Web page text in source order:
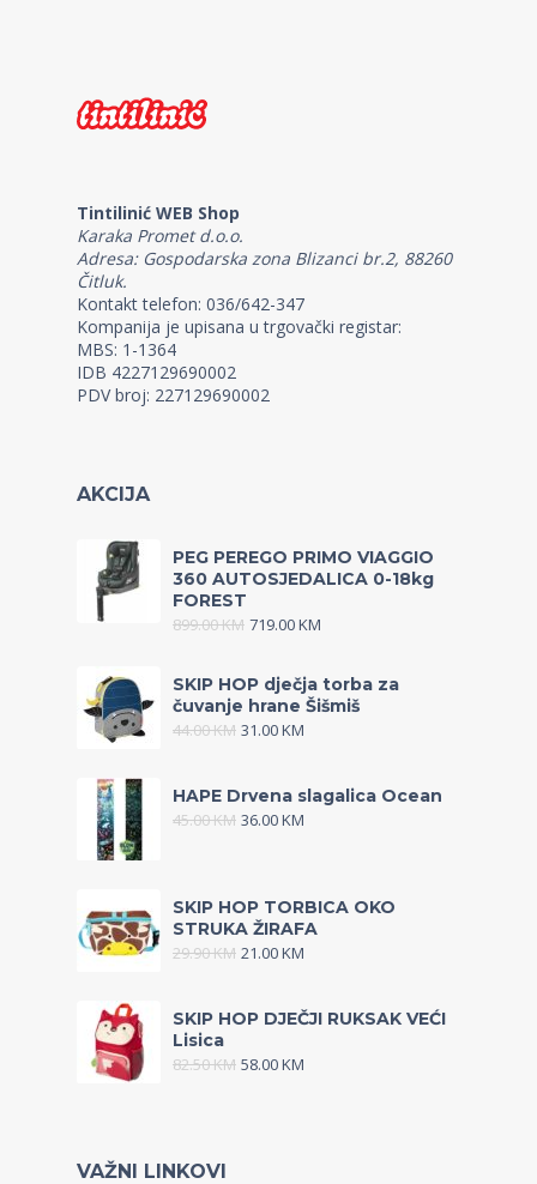
Tintilinić WEB Shop
Karaka Promet d.o.o.
Adresa: Gospodarska zona Blizanci br.2, 88260
Čitluk.
Kontakt telefon: 036/642-347
Kompanija je upisana u trgovački registar:
MBS: 1-1364
IDB 4227129690002
PDV broj: 227129690002
AKCIJA
PEG PEREGO PRIMO VIAGGIO
360 AUTOSJEDALICA 0-18kg
FOREST
899.00KM 719.00KM
SKIP HOP dječja torba za
čuvanje hrane Šišmiš
44.00KM 31.00KM
HAPE Drvena slagalica Ocean
45.00KM 36.00KM
SKIP HOP TORBICA OKO
STRUKA ŽIRAFA
29.90KM 21.00KM
SKIP HOP DJEČJI RUKSAK VEĆI
Lisica
82.50KM 58.00KM
VAŽNI LINKOVI